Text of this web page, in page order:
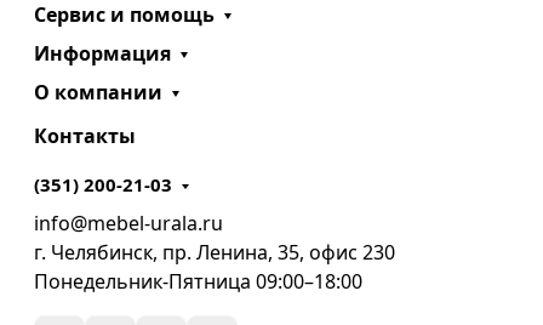
Сервис и помощь
Информация
О компании
Контакты
(351) 200-21-03
info@mebel-urala.ru
г. Челябинск, пр. Ленина, 35, офис 230
Понедельник-Пятница 09:00–18:00